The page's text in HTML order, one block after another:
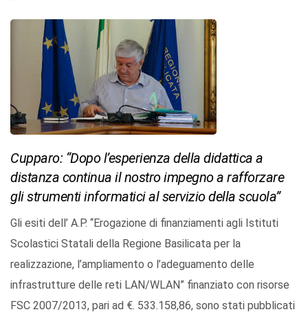
Cupparo: “Dopo l’esperienza della didattica a
distanza continua il nostro impegno a rafforzare
gli strumenti informatici al servizio della scuola”
Gli esiti dell’ A.P. “Erogazione di finanziamenti agli Istituti
Scolastici Statali della Regione Basilicata per la
realizzazione, l’ampliamento o l’adeguamento delle
infrastrutture delle reti LAN/WLAN” finanziato con risorse
FSC 2007/2013, pari ad €. 533.158,86, sono stati pubblicati